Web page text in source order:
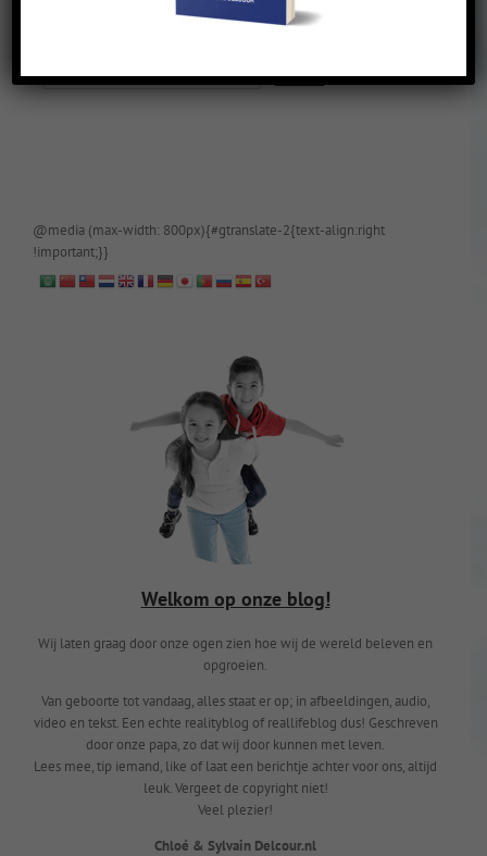
@media (max-width: 800px){#gtranslate-2{text-align:right
!important;}}
Welkom op onze blog!
Wij laten graag door onze ogen zien hoe wij de wereld beleven en
opgroeien.
Van geboorte tot vandaag, alles staat er op; in afbeeldingen, audio,
video en tekst. Een echte realityblog of reallifeblog dus! Geschreven
door onze papa, zo dat wij door kunnen met leven.
Lees mee, tip iemand, like of laat een berichtje achter voor ons, altijd
leuk. Vergeet de copyright niet!
Veel plezier!
Chloé & Sylvain Delcour.nl